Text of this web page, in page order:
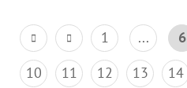
1 ... 6
10
11 12 13 14